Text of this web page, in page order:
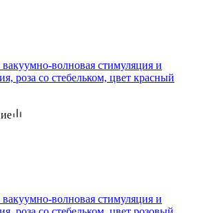
волновая стимуляция и
роза со стебельком, цвет красный
волновая стимуляция и